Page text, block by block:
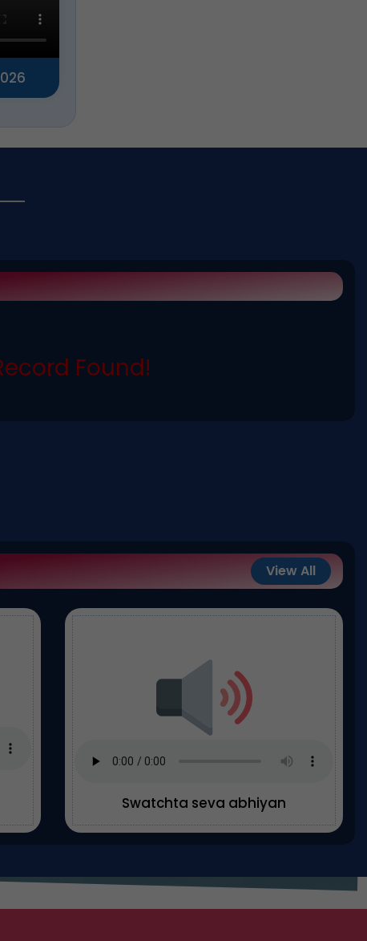
Found!
View All
Swatchta seva abhiyan